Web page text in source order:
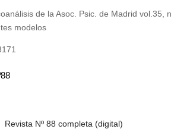
de la Asoc. Psic. de Madrid vol.35,
modelos
Revista Nº 88 completa (digital)